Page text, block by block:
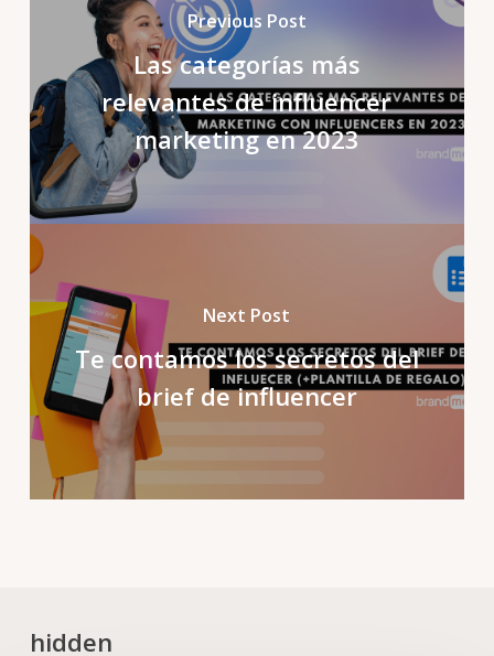
Previous Post
Las categorías más
relevantes de influencer
marketing en 2023
Next Post
Te contamos los secretos del
brief de influencer
hidden